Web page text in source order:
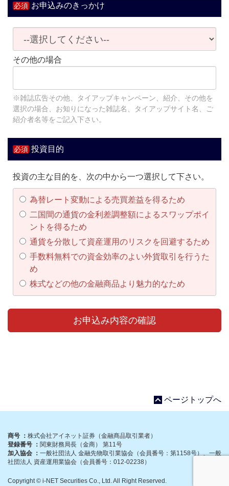
お申込みのきっかけ
その他の場合
※雑誌広告その他、タイアップキャンペーン、紹介、その他を
選択の場合、お知りになった雑誌名、タイアップサイト名、ご
紹介者名等をご記入下さい。
投資目的
投資の主な目的を、次の中から一つ選択して下さい。
為替レート変動による売買差益を得るため
二国間の通貨の金利差調整額によるスワップポイ
ントを得るため
通貨を分散して資産運用のリスクを回避するため
手数料無料での資金効率のよい外貨取引を行うた
め
株式などの他の金融商品より魅力的なため
ページトップへ
商号 ： 株式会社アイネット証券（金融商品取引業者）
登録番号 ： 関東財務局長（金商） 第11号
加入協会 ： 一般社団法人 金融先物取引業協会（会員番号：第1158号）、一般
社団法人 資産運用業協会（会員番号：012-02238）
Copyright © i-NET Securities Co., Ltd. All Right Reserved.